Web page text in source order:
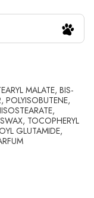
MALATE, BIS-
POLYISOBUTENE,
TOCOPHERYL
GLUTAMIDE,